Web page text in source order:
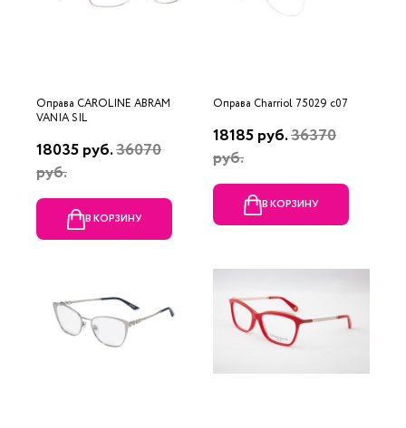
Оправа CAROLINE ABRAM
VANIA SIL
18035 руб.36070
руб.
В КОРЗИНУ
Оправа Charriol 75029 c07
18185 руб.36370
руб.
В КОРЗИНУ